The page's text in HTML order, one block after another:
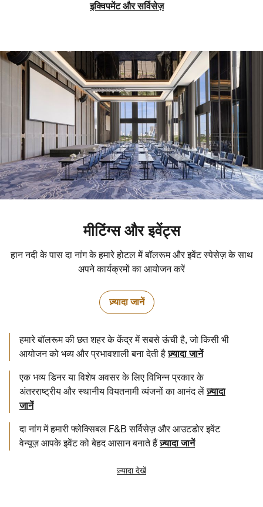
इक्विपमेंट और सर्विसेज़
मीटिंग्स और इवेंट्स
हान नदी के पास दा नांग के हमारे होटल में बॉलरूम और इवेंट स्पेसेज़ के साथ
अपने कार्यक्रमों का आयोजन करें
ज़्यादा जानें
हमारे बॉलरूम की छत शहर के केंद्र में सबसे ऊंची है, जो किसी भी
आयोजन को भव्य और प्रभावशाली बना देती है ज़्यादा जानें
एक भव्य डिनर या विशेष अवसर के लिए विभिन्न प्रकार के
अंतरराष्ट्रीय और स्थानीय वियतनामी व्यंजनों का आनंद लें ज़्यादा
जानें
दा नांग में हमारी फ्लेक्सिबल F&B सर्विसेज़ और आउटडोर इवेंट
वेन्यूज़ आपके इवेंट को बेहद आसान बनाते हैं ज़्यादा जानें
ज़्यादा देखें